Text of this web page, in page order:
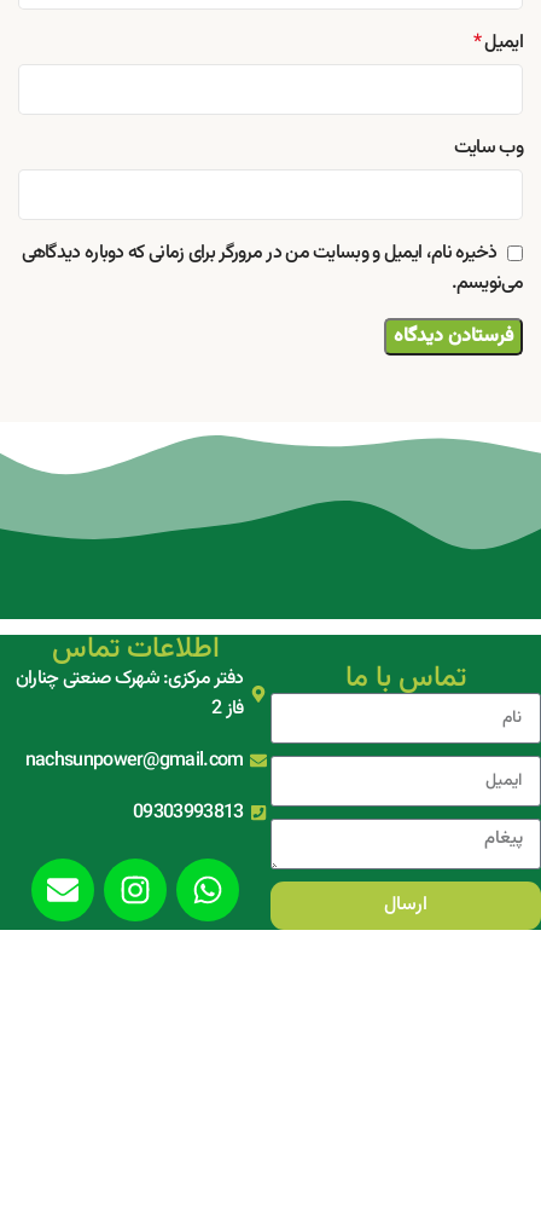
ایمیل*
وب‌ سایت
ذخیره نام، ایمیل و وبسایت من در مرورگر برای زمانی که دوباره دیدگاهی
می‌نویسم.
تماس با ما
ارسال
اطلاعات تماس
دفتر مرکزی: شهرک صنعتی چناران
فاز 2
nachsunpower@gmail.com
09303993813